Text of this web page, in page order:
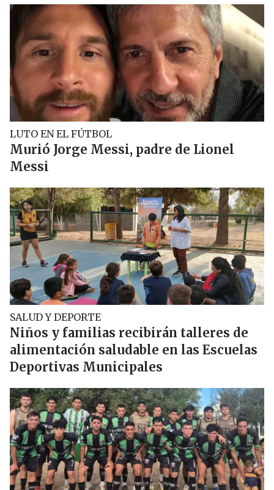
LUTO EN EL FÚTBOL
Murió Jorge Messi, padre de Lionel
Messi
SALUD Y DEPORTE
Niños y familias recibirán talleres de
alimentación saludable en las Escuelas
Deportivas Municipales